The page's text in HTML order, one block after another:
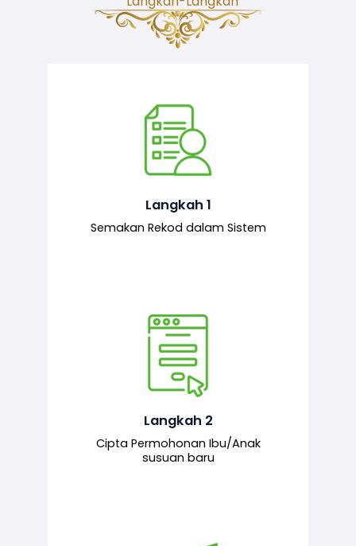
Langkah 1
Semakan Rekod dalam Sistem
Semakan ke atas sejarah permohonan
yang pernah dibuat oleh pemohon,
Langkah 2
Cipta Permohonan Ibu/Anak
susuan baru
Pemohon mengisi borang
permohonan bagi pendaftaran
baharu melalui sistem.